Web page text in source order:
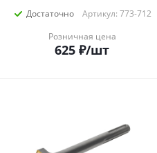
Достаточно
Артикул: 773-712
Розничная цена
625 ₽/шт